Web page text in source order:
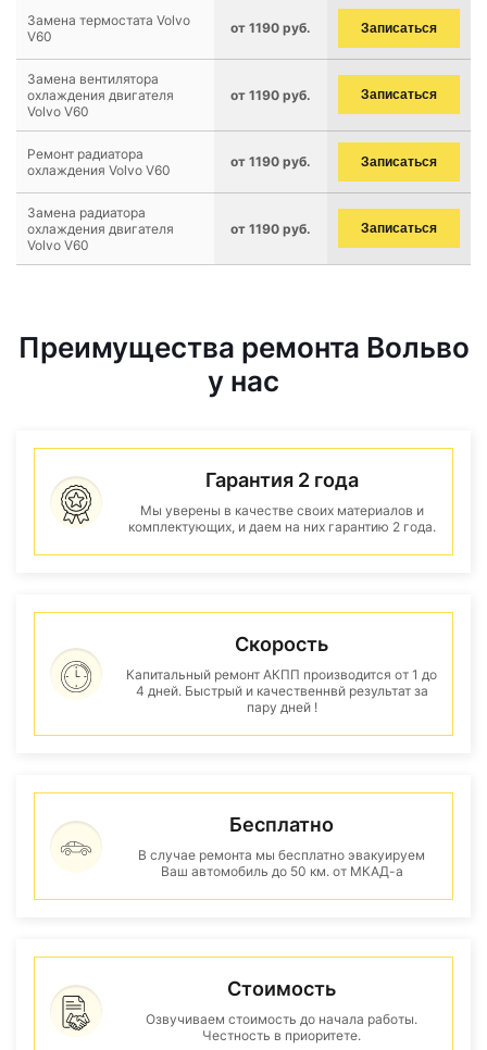
Замена термостата Volvo
V60
от 1190 руб. Записаться
Замена вентилятора
охлаждения двигателя
Volvo V60
от 1190 руб. Записаться
Ремонт радиатора
охлаждения Volvo V60
от 1190 руб. Записаться
Замена радиатора
охлаждения двигателя
Volvo V60
от 1190 руб. Записаться
Преимущества ремонта Вольво
у нас
Гарантия 2 года
Мы уверены в качестве своих материалов и
комплектующих, и даем на них гарантию 2 года.
Скорость
Капитальный ремонт АКПП производится от 1 до
4 дней. Быстрый и качественнвй результат за
пару дней !
Бесплатно
В случае ремонта мы бесплатно эвакуируем
Ваш автомобиль до 50 км. от МКАД-а
Стоимость
Озвучиваем стоимость до начала работы.
Честность в приоритете.